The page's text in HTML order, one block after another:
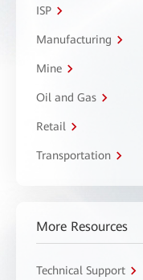
ISP
Manufacturing
Mine
Oil and Gas
Retail
Transportation
More Resources
Technical Support